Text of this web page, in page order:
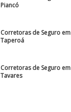
Piancó
Corretoras de Seguro em
Taperoá
Corretoras de Seguro em
Tavares